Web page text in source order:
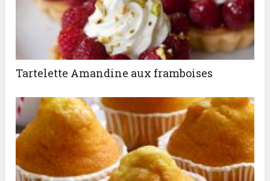
Tartelette Amandine aux framboises